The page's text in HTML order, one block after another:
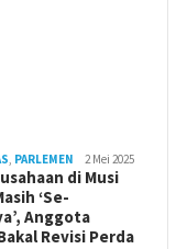
, PARLEMEN 2 Mei 2025
di Musi
‘Se-
Anggota
Revisi Perda